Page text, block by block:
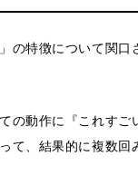
の特徴について関口
の動作に『これすご
て、結果的に複数回